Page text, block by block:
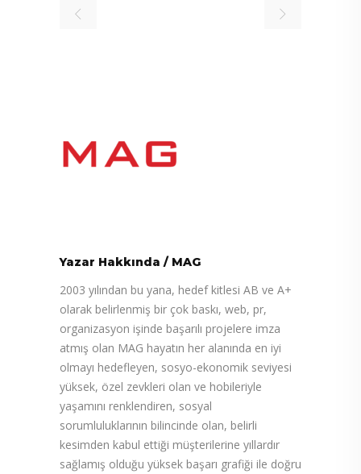
Yazar Hakkında / MAG
2003 yılından bu yana, hedef kitlesi AB ve A+
olarak belirlenmiş bir çok baskı, web, pr,
organizasyon işinde başarılı projelere imza
atmış olan MAG hayatın her alanında en iyi
olmayı hedefleyen, sosyo-ekonomik seviyesi
yüksek, özel zevkleri olan ve hobileriyle
yaşamını renklendiren, sosyal
sorumluluklarının bilincinde olan, belirli
kesimden kabul ettiği müşterilerine yıllardır
sağlamış olduğu yüksek başarı grafiği ile doğru